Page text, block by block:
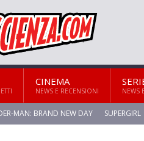
CINEMA
NEWS E RECENSIONI NEWS
MAN: BRAND NEW DAY SUPERGIRL